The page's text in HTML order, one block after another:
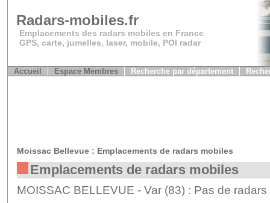
Radars-mobiles.fr
Emplacements des radars mobiles en France
GPS, carte, jumelles, laser, mobile, POI radar
Accueil Espace Membres Recherche par département
Moissac Bellevue : Emplacements de radars mobiles
Emplacements de radars mobiles
MOISSAC BELLEVUE - Var (83) : Pas de